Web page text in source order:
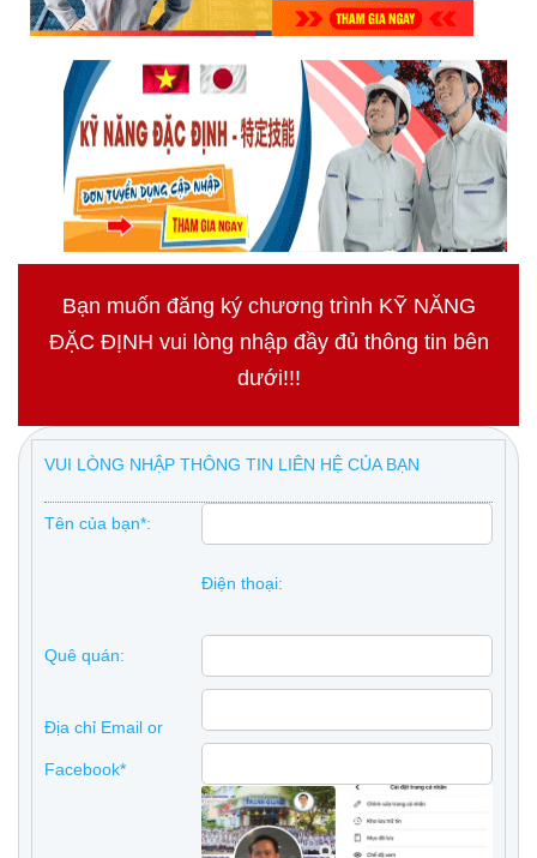
Bạn muốn đăng ký chương trình KỸ NĂNG
ĐẶC ĐỊNH vui lòng nhập đầy đủ thông tin bên
dưới!!!
VUI LÒNG NHẬP THÔNG TIN LIÊN HỆ CỦA BẠN
Tên của bạn*:
Điện thoại:
Quê quán:
Địa chỉ Email or
Facebook*